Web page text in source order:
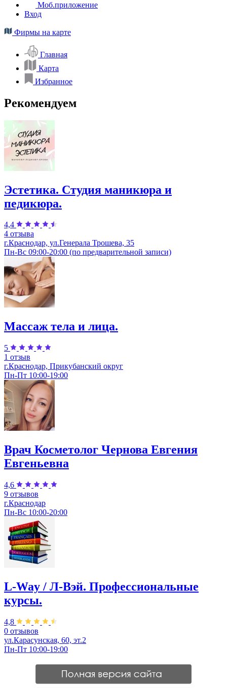
Моб.приложение
Вход
Фирмы на карте
Главная
Карта
Избранное
Рекомендуем
Эстетика. Студия маникюра и
педикюра.
4,4
4 отзыва
г.Краснодар, ул.Генерала Трошева, 35
Пн-Вс 09:00-20:00 (по предварительной записи)
Массаж тела и лица.
5
1 отзыв
г.Краснодар, Прикубанский округ
Пн-Пт 10:00-19:00
Врач Косметолог Чернова Евгения
Евгеньевна
4,6
9 отзывов
г.Краснодар
Пн-Вс 10:00-20:00
L-Way / Л-Вэй. Профессиональные
курсы.
4,8
0 отзывов
ул.Карасунская, 60, эт.2
Пн-Пт 10:00-19:00